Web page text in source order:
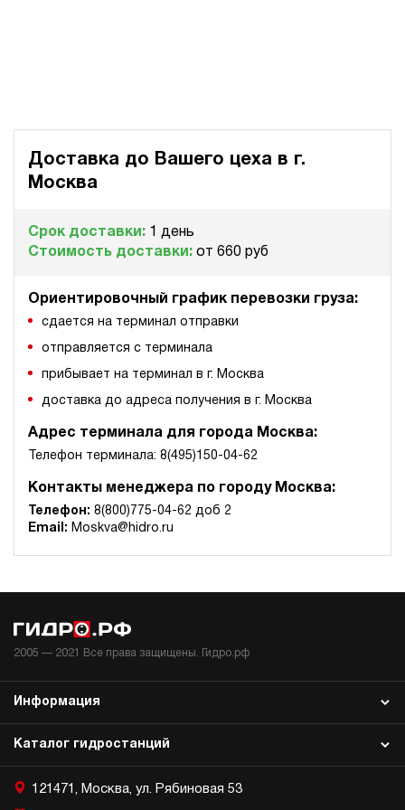
Доставка до Вашего цеха в г.
Москва
Срок доставки: 1 день
Стоимость доставки: от 660 руб
Ориентировочный график перевозки груза:
сдается на терминал отправки
отправляется с терминала
прибывает на терминал в г. Москва
доставка до адреса получения в г. Москва
Адрес терминала для города Москва:
Телефон терминала: 8(495)150-04-62
Контакты менеджера по городу Москва:
Телефон: 8(800)775-04-62 доб 2
Email: Moskva@hidro.ru
2005 — 2021 Все права защищены. Гидро.рф
Каталог гидростанций
Информация
121471, Москва, ул. Рябиновая 53